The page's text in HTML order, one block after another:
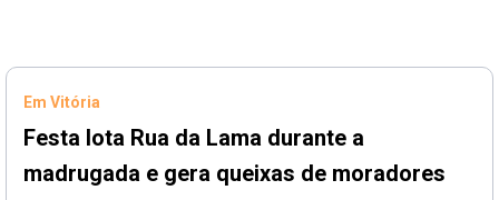
Em Vitória
Festa lota Rua da Lama durante a
madrugada e gera queixas de moradores